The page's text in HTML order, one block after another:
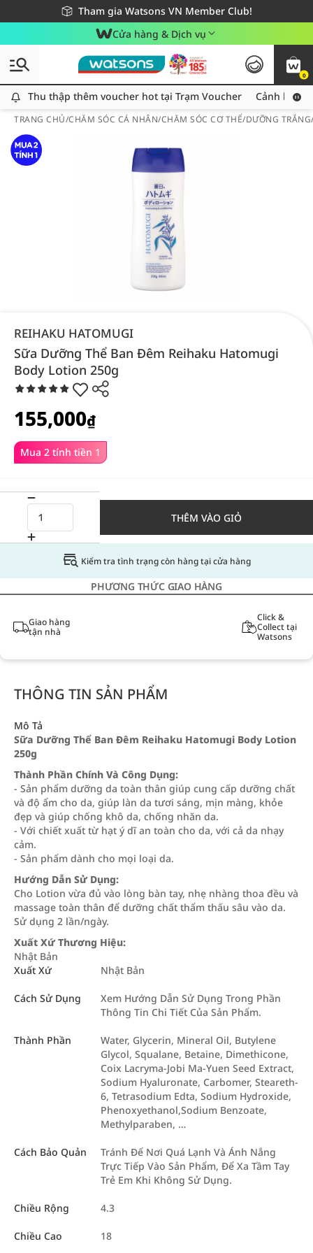
Tham gia Watsons VN Member Club!
Miễn phí giao hàng cho đơn hàng từ 249,000Đ
Giao hàng nhanh 24h - Áp dụng khu vực TP. Hồ Chí Minh
Cửa hàng & Dịch vụ
0
Thu thập thêm voucher hot tại Trạm Voucher
Thu thập thêm voucher hot tại Trạm Voucher Cảnh báo
TRANG CHỦ/CHĂM SÓC CÁ NHÂN/CHĂM SÓC CƠ THỂ/DƯỠNG TRẮNG
REIHAKU HATOMUGI
Sữa Dưỡng Thể Ban Đêm Reihaku Hatomugi
Body Lotion 250g
Mua 2 tính tiền 1
155,000₫
THÊM VÀO GIỎ
Kiểm tra tình trạng còn hàng tại cửa hàng
PHƯƠNG THỨC GIAO HÀNG
Giao hàng
tận nhà
Click &
Collect tại
Watsons
THÔNG TIN SẢN PHẨM
Mô Tả
Sữa Dưỡng Thể Ban Đêm Reihaku Hatomugi Body Lotion
250g
Thành Phần Chính Và Công Dụng:
- Sản phẩm dưỡng da toàn thân giúp cung cấp dưỡng chất
và độ ẩm cho da, giúp làn da tươi sáng, mịn màng, khỏe
đẹp và giúp chống khô da, chống nhăn da.
- Với chiết xuất từ hạt ý dĩ an toàn cho da, với cả da nhạy
cảm.
- Sản phẩm dành cho mọi loại da.
Hướng Dẫn Sử Dụng:
Cho Lotion vừa đủ vào lòng bàn tay, nhẹ nhàng thoa đều và
massage toàn thân để dưỡng chất thẩm thấu sâu vào da.
Sử dụng 2 lần/ngày.
Xuất Xứ Thương Hiệu:
Nhật Bản
Xuất Xứ
Nhật Bản
Cách Sử Dụng
Xem Hướng Dẫn Sử Dụng Trong Phần
Thông Tin Chi Tiết Của Sản Phẩm.
Thành Phần
Water, Glycerin, Mineral Oil, Butylene
Glycol, Squalane, Betaine, Dimethicone,
Coix Lacryma-Jobi Ma-Yuen Seed Extract,
Sodium Hyaluronate, Carbomer, Steareth-
6, Tetrasodium Edta, Sodium Hydroxide,
Phenoxyethanol,Sodium Benzoate,
Methylparaben, …
Cách Bảo Quản
Tránh Để Nơi Quá Lạnh Và Ánh Nắng
Trực Tiếp Vào Sản Phẩm, Để Xa Tầm Tay
Trẻ Em Khi Không Sử Dụng.
Chiều Rộng 4.3
Chiều Cao 18